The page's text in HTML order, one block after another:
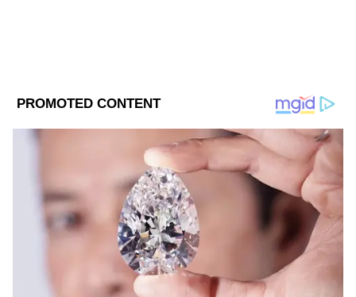
করতে নামা শাহবাজ আহমেদ। ৭৭ রান করেন
ওপেনার অভিমন্যু ঈশ্বরণ। ৬৮ রান করেন ৩ নম্বরে
ব্যাটিং করতে নামা সুদীপ কুমার ঘরামি। ৩৩ রান
করেন অভিষেক পোড়েল। ২৫ রান করেন অনুষ্টুপ
মজুমদার। ১৩ রান করেন মনোজ। ১২ রান করেন
আকাশ ঘটক।
DOWNLOAD APP